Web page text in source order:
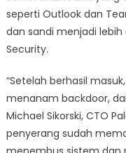
seperti Outlook dan
dan sandi menjadi
Security.
“Setelah berhasil
menanam backdoor,
Michael Sikorski, CTO
penyerang sudah